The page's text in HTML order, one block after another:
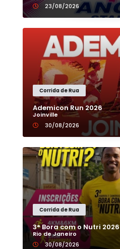
23/08/2026
Corrida de Rua
Ademicon Run 2026
Joinville
30/08/2026
Corrida de Rua
3° Bora com o Nutri 2026
Rio de Janeiro
30/08/2026